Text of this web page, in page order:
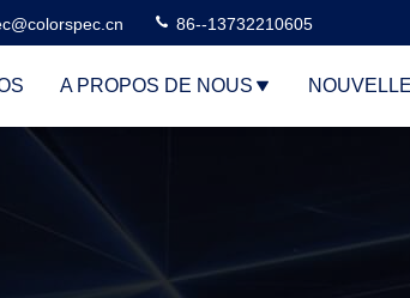
86--13732210605
A PROPOS DE NOUS